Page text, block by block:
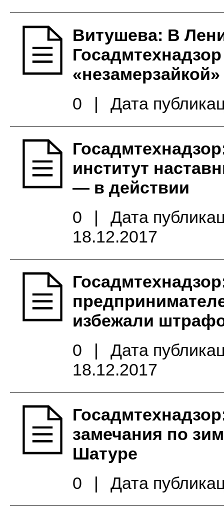
Витушева: В
0
| Дата
институт
— в действии
0
|
Дата
18.12.2017
избежали
0
|
Дата
18.12.2017
замечания по
Шатуре
0
| Дата